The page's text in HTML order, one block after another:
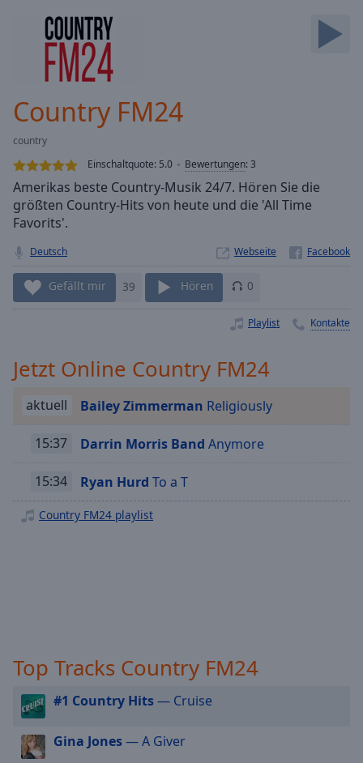
Loaded:
0.00%
Stream
TypeLIVE
Seek to
currently
behind
liveLIVE
Remaining
Time-
Playback
Chapters
Descriptions
descriptions
subtitles
settings
dialog
subtitles
off
selected
Country FM24
country
Einschaltquote: 5.0 Bewertungen:3
Amerikas beste Country-Musik 24/7. Hören Sie die
größten Country-Hits von heute und die 'All Time
Favorits'.
Deutsch Webseite
Gefällt mir 39 Hören 0
Playlist Kontakte
Jetzt Online Country FM24
aktuell Bailey Zimmerman Religiously
15:37 Darrin Morris Band Anymore
15:34 Ryan Hurd To a T
Country FM24 playlist
Top Tracks Country FM24
#1 Country Hits— Cruise
Gina Jones— A Giver